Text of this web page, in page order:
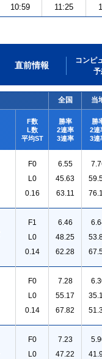
10:59 11:25
直前情報
コンピ
予
全国 当
F数
L数
平均ST
勝率
2連率
3連率
勝
2連
3連
F0
L0
0.16
6.55
45.63
63.11
F1
L0
0.14
6.46
48.25
62.28
F0
L0
0.14
7.28
55.17
67.82
F0
L0
7.23
47.22